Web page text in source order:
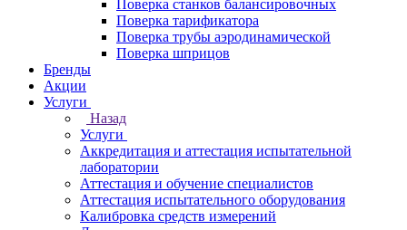
Поверка станков балансировочных
Поверка тарификатора
Поверка трубы аэродинамической
Поверка шприцов
Бренды
Акции
Услуги
Назад
Услуги
Аккредитация и аттестация испытательной
лаборатории
Аттестация и обучение специалистов
Аттестация испытательного оборудования
Калибровка средств измерений